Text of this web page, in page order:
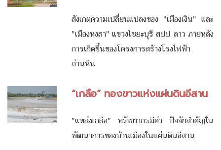
สังเกตความเปลี่ยนแปลงของ "เมืองเงิน" และ
"เมืองหงสา" แขวงไชยะบุรี สปป. ลาว ภายหลัง
การเกิดขึ้นของโครงการสร้างโรงไฟฟ้า
ถ่านหิน
“เกลือ” ทองขาวแห่งแผ่นดินอีสาน
"แหล่งเกลือ" ทรัพยากรมีค่า ปัจจัยสำคัญใน
พัฒนาการของบ้านเมืองในแผ่นดินอีสาน